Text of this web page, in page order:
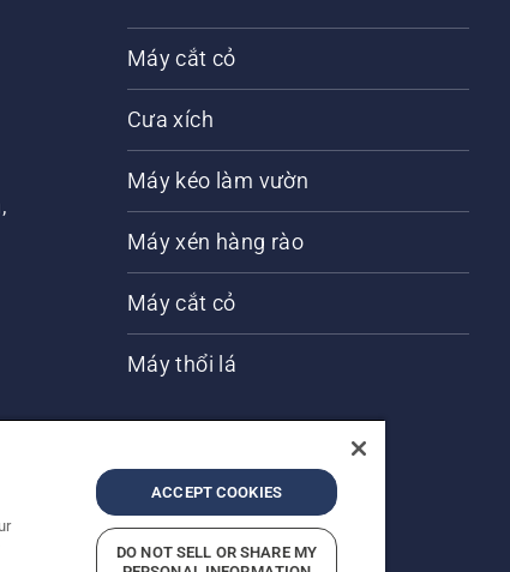
Máy cắt cỏ
Cưa xích
Máy kéo làm vườn
Máy xén hàng rào
Máy cắt cỏ
Máy thổi lá
ACCEPT COOKIES
DO NOT SELL OR SHARE MY